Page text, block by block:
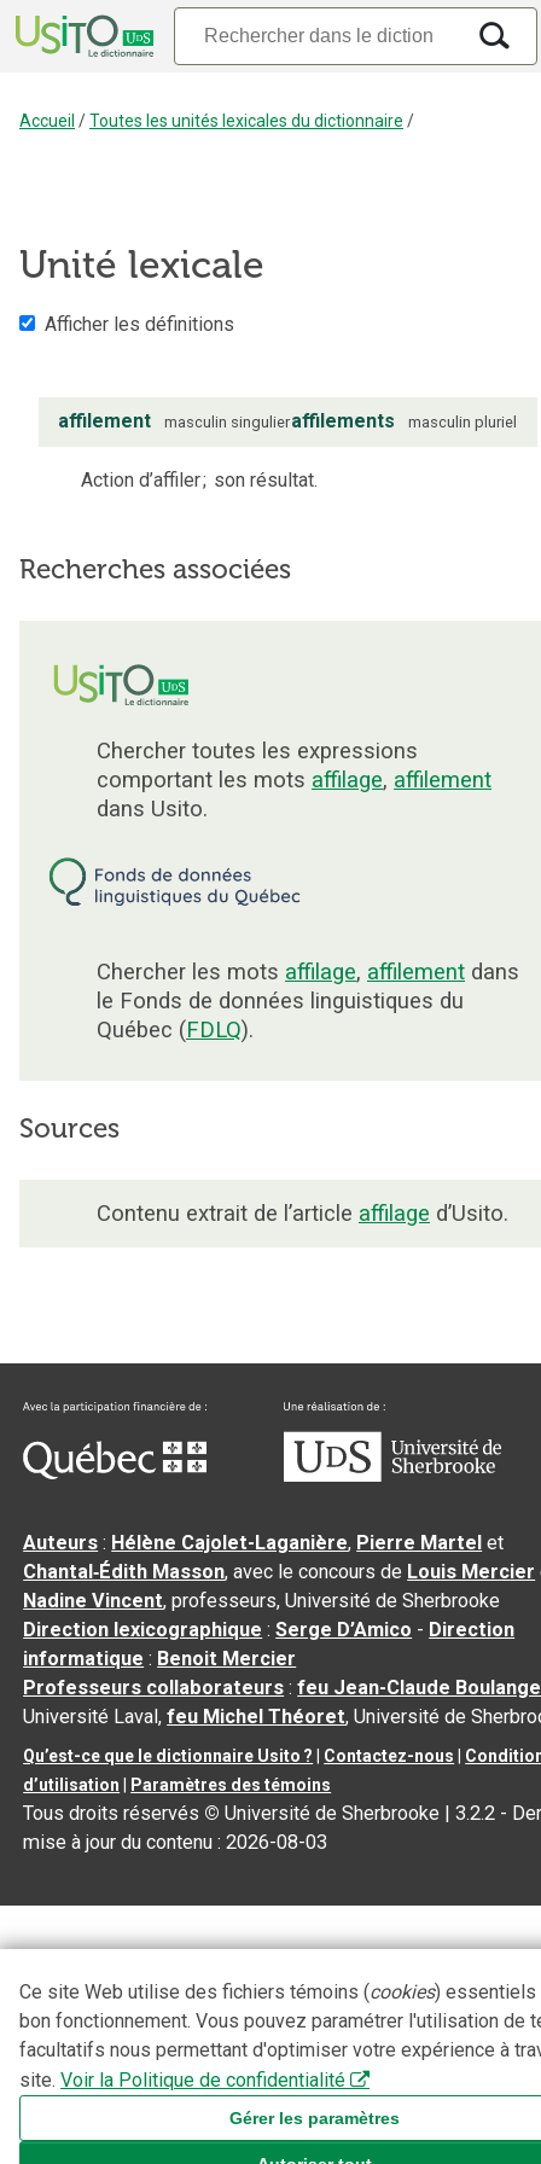
Accueil /Toutes les unités lexicales du dictionnaire /
Unité lexicale
Afficher les définitions
affilement masculin singulieraffilements masculin pluriel
Action d’affiler; son résultat.
Recherches associées
Chercher toutes les expressions
comportant les mots affilage, affilement
dans Usito.
Chercher les mots affilage, affilement dans
le Fonds de données linguistiques du
Québec (FDLQ).
Sources
Contenu extrait de l’article affilage d’Usito.
Auteurs : Hélène Cajolet-Laganière, Pierre Martel et
Chantal‑Édith Masson, avec le concours de Louis Mercier
Nadine Vincent, professeurs, Université de Sherbrooke
Direction lexicographique :Serge D’Amico - Direction
informatique : Benoit Mercier
Professeurs collaborateurs :feu Jean-Claude
Université Laval,feu Michel Théoret, Université de
Qu’est-ce que le dictionnaire Usito ? Contactez-nous
d’utilisation
Paramètres des témoins
Tous droits réservés © Université de Sherbrooke |3.2.2 -
mise à jour du contenu :2026-08-03
Ce site Web utilise des fichiers témoins (cookies) essentiels
bon fonctionnement. Vous pouvez paramétrer l'utilisation de
facultatifs nous permettant d'optimiser votre expérience à
site. Voir la Politique de confidentialité
Gérer les paramètres